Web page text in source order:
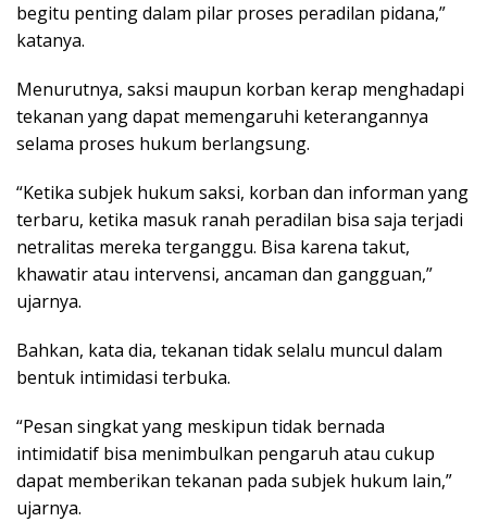
begitu penting dalam pilar proses peradilan pidana,”
katanya.
Menurutnya, saksi maupun korban kerap menghadapi
tekanan yang dapat memengaruhi keterangannya
selama proses hukum berlangsung.
“Ketika subjek hukum saksi, korban dan informan yang
terbaru, ketika masuk ranah peradilan bisa saja terjadi
netralitas mereka terganggu. Bisa karena takut,
khawatir atau intervensi, ancaman dan gangguan,”
ujarnya.
Bahkan, kata dia, tekanan tidak selalu muncul dalam
bentuk intimidasi terbuka.
“Pesan singkat yang meskipun tidak bernada
intimidatif bisa menimbulkan pengaruh atau cukup
dapat memberikan tekanan pada subjek hukum lain,”
ujarnya.